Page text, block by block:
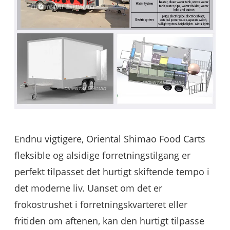
Endnu vigtigere, Oriental Shimao Food Carts
fleksible og alsidige forretningstilgang er
perfekt tilpasset det hurtigt skiftende tempo i
det moderne liv. Uanset om det er
frokostrushet i forretningskvarteret eller
fritiden om aftenen, kan den hurtigt tilpasse